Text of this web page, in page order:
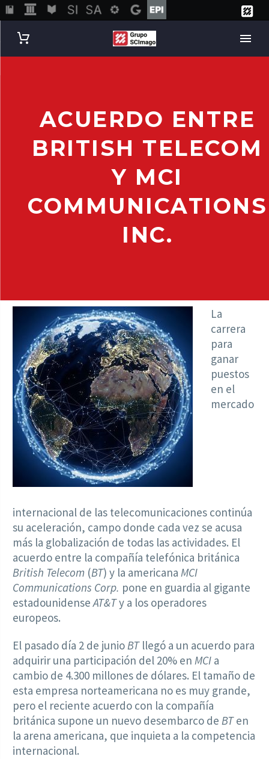
ACUERDO ENTRE
BRITISH TELECOM
Y MCI
COMMUNICATIONS
INC.
La
carrera
para
ganar
puestos
en el
mercado
internacional de las telecomunicaciones continúa
su aceleración, campo donde cada vez se acusa
más la globalización de todas las actividades. El
acuerdo entre la compañía telefónica británica
British Telecom (BT) y la americana MCI
Communications Corp. pone en guardia al gigante
estadounidenseAT&Ty a los operadores
europeos.
El pasado día 2 de junioBTllegó a un acuerdo para
adquirir una participación del 20% en MCI a
cambio de 4.300 millones de dólares. El tamaño de
esta empresa norteamericana no es muy grande,
pero el reciente acuerdo con la compañía
británica supone un nuevo desembarco de BTen
la arena americana, que inquieta a la competencia
internacional.